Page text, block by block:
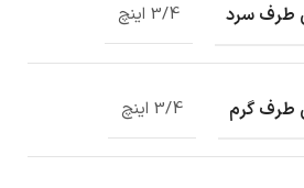
طرف سرد 3/4 اینچ
طرف گرم 3/4 اینچ